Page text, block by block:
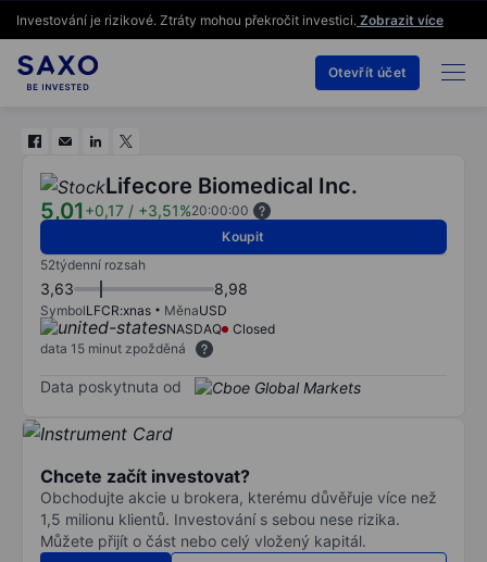
Investování je rizikové. Ztráty mohou překročit investici. Zobrazit více
Otevřít účet
Lifecore Biomedical Inc.
5,01+0,17 / +3,51%20:00:00
Koupit
52týdenní rozsah
3,63 8,98
SymbolLFCR:xnas MěnaUSD
NASDAQ
Closed
data 15 minut zpožděná
Data poskytnuta od
Chcete začít investovat?
Obchodujte akcie u brokera, kterému důvěřuje více než
1,5 milionu klientů. Investování s sebou nese rizika.
Můžete přijít o část nebo celý vložený kapitál.